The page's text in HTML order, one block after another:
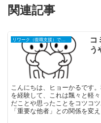
関連記事
リワーク（復職支援）での学び
コ
う
こんにちは、ヒョーかるです
を経験して、これは飄々と軽
だことや思ったことをコツコ
「重要な他者」との関係を変